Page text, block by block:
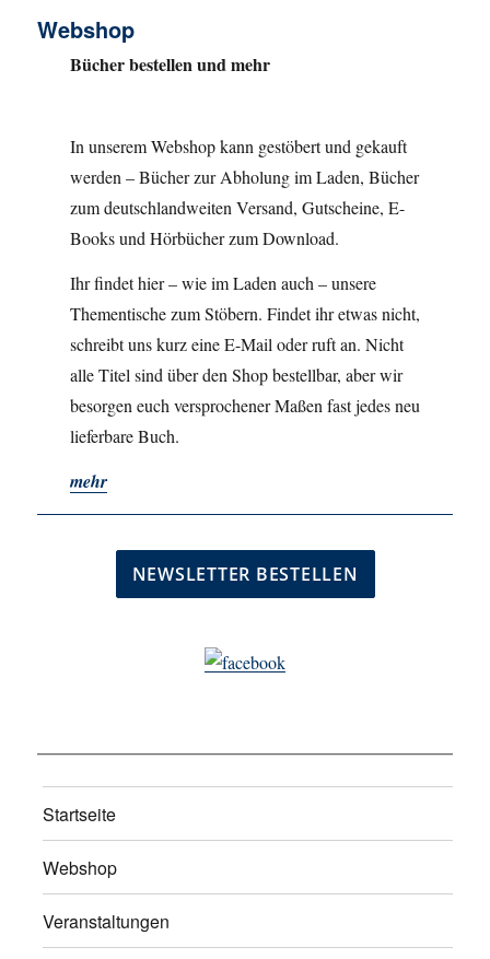
Webshop
Bücher bestellen und mehr
In unserem Webshop kann gestöbert und gekauft
werden – Bücher zur Abholung im Laden, Bücher
zum deutschlandweiten Versand, Gutscheine, E-
Books und Hörbücher zum Download.
Ihr findet hier – wie im Laden auch – unsere
Thementische zum Stöbern. Findet ihr etwas nicht,
schreibt uns kurz eine E-Mail oder ruft an. Nicht
alle Titel sind über den Shop bestellbar, aber wir
besorgen euch versprochener Maßen fast jedes neu
lieferbare Buch.
mehr
Startseite
Webshop
Veranstaltungen